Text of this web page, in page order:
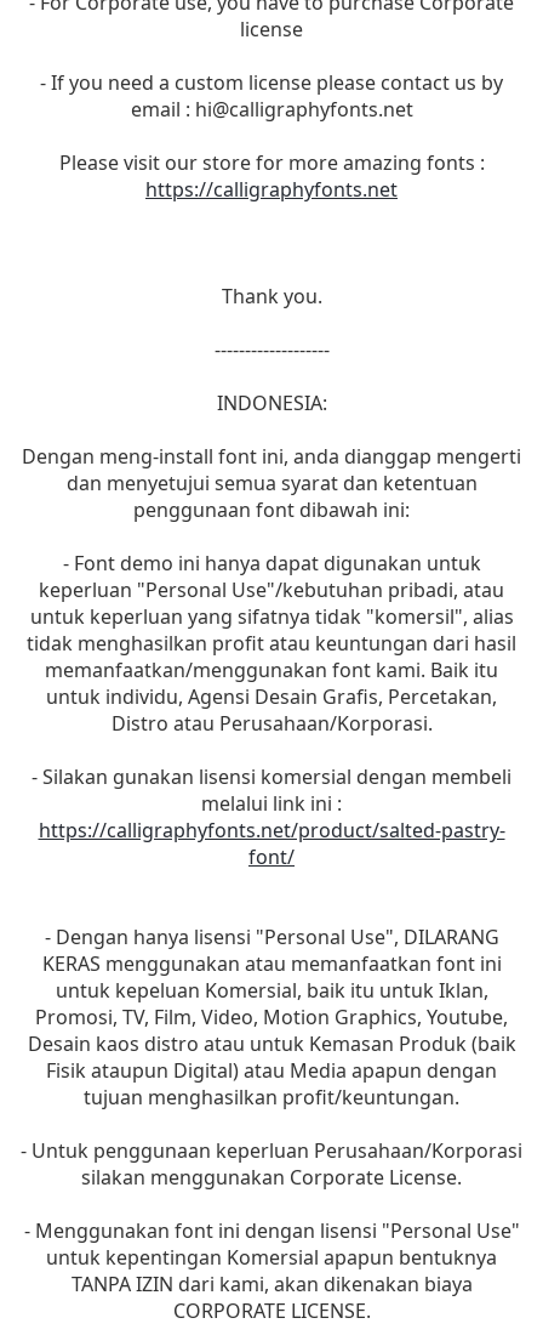
license
- If you need a custom license please contact us by
email : hi@calligraphyfonts.net
Please visit our store for more amazing fonts :
https://calligraphyfonts.net
Thank you.
-------------------
INDONESIA:
Dengan meng-install font ini, anda dianggap mengerti
dan menyetujui semua syarat dan ketentuan
penggunaan font dibawah ini:
- Font demo ini hanya dapat digunakan untuk
keperluan "Personal Use"/kebutuhan pribadi, atau
untuk keperluan yang sifatnya tidak "komersil", alias
tidak menghasilkan profit atau keuntungan dari hasil
memanfaatkan/menggunakan font kami. Baik itu
untuk individu, Agensi Desain Grafis, Percetakan,
Distro atau Perusahaan/Korporasi.
- Silakan gunakan lisensi komersial dengan membeli
melalui link ini :
https://calligraphyfonts.net/product/salted-pastry-
font/
- Dengan hanya lisensi "Personal Use", DILARANG
KERAS menggunakan atau memanfaatkan font ini
untuk kepeluan Komersial, baik itu untuk Iklan,
Promosi, TV, Film, Video, Motion Graphics, Youtube,
Desain kaos distro atau untuk Kemasan Produk (baik
Fisik ataupun Digital) atau Media apapun dengan
tujuan menghasilkan profit/keuntungan.
- Untuk penggunaan keperluan Perusahaan/Korporasi
silakan menggunakan Corporate License.
- Menggunakan font ini dengan lisensi "Personal Use"
untuk kepentingan Komersial apapun bentuknya
TANPA IZIN dari kami, akan dikenakan biaya
CORPORATE LICENSE.